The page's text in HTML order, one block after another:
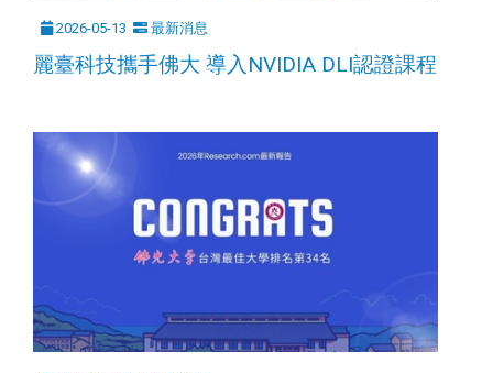
2026-05-13 最新消息
麗臺科技攜手佛大 導入NVIDIA DLI認證課程